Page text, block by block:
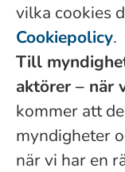
vilka cookies
Cookiepolicy.
Till
aktörer – när
kommer att
myndigheter
när vi har en